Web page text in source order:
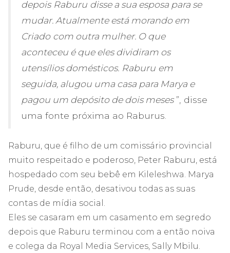
depois Raburu disse a sua esposa para se
mudar. Atualmente está morando em
Criado com outra mulher. O que
aconteceu é que eles dividiram os
utensílios domésticos. Raburu em
seguida, alugou uma casa para Marya e
pagou um depósito de dois meses”, disse
uma fonte próxima ao Raburus.
Raburu, que é filho de um comissário provincial
muito respeitado e poderoso, Peter Raburu, está
hospedado com seu bebê em Kileleshwa. Marya
Prude, desde então, desativou todas as suas
contas de mídia social.
Eles se casaram em um casamento em segredo
depois que Raburu terminou com a então noiva
e colega da Royal Media Services, Sally Mbilu.